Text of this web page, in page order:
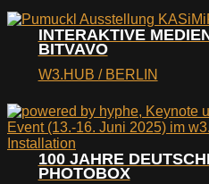
INTERAKTIVE
BITVAVO
W3.HUB / BERLIN
100 JAHRE
PHOTOBOX